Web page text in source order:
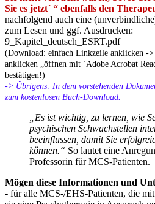
Sie es jetzt´ “ ebenfalls den
nachfolgend auch eine
zum Lesen und ggf. Ausdrucken:
9_Kapitel_deutsch_ESRT.pdf
(Download: einfach Linkzeile anklicken -
anklicken „öffnen mit `Adobe Acrobat
bestätigen!)
-> Übrigens: In dem vorstehenden
zum kostenlosen Buch-Download.
„Es ist wichtig, zu lernen, wie
psychischen Schwachstellen
beeinflussen, damit Sie
können.“ So lautet eine
Professorin für MCS-Patienten.
Mögen diese Informationen und
- für alle MCS-/EHS-Patienten, die